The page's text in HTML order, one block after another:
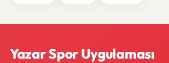
Yazar Spor Uygulaması